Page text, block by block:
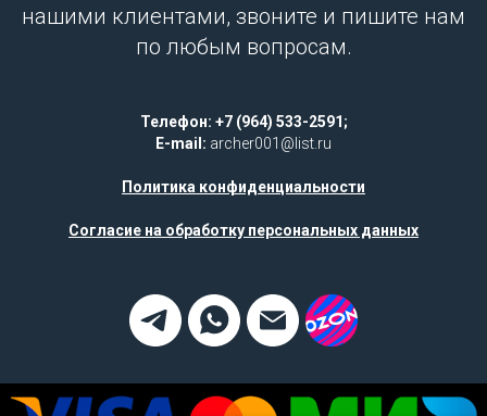
нашими клиентами, звоните и пишите нам
по любым вопросам.
Телефон: +7 (964) 533-2591;
E-mail: archer001@list.ru
Политика конфиденциальности
Согласие на обработку персональных данных